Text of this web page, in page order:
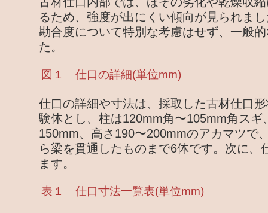
るため、強度が出にくい傾向が見られま
勘合度について特別な考慮はせず、一般
た。
図１ 仕口の詳細(単位mm)
仕口の詳細や寸法は、採取した古材仕口
験体とし、柱は120mm角〜105mm角スギ
150mm、高さ190〜200mmのアカマツで
ら梁を貫通したものまで6体です。次に、
ます。
表１ 仕口寸法一覧表(単位mm)